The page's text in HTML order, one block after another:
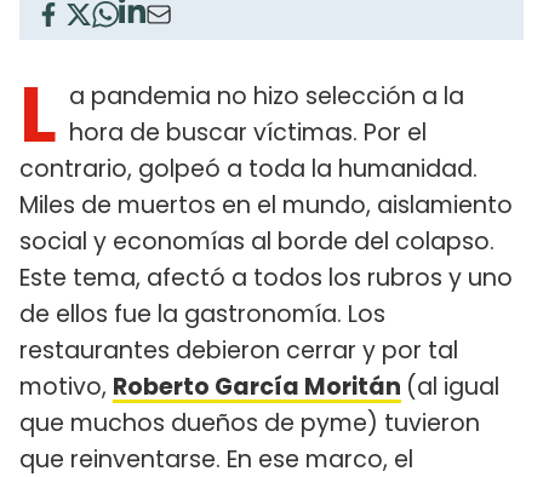
L a pandemia no hizo selección a la
hora de buscar víctimas. Por el
contrario, golpeó a toda la humanidad.
Miles de muertos en el mundo, aislamiento
social y economías al borde del colapso.
Este tema, afectó a todos los rubros y uno
de ellos fue la gastronomía. Los
restaurantes debieron cerrar y por tal
motivo, Roberto García Moritán (al igual
que muchos dueños de pyme) tuvieron
que reinventarse. En ese marco, el